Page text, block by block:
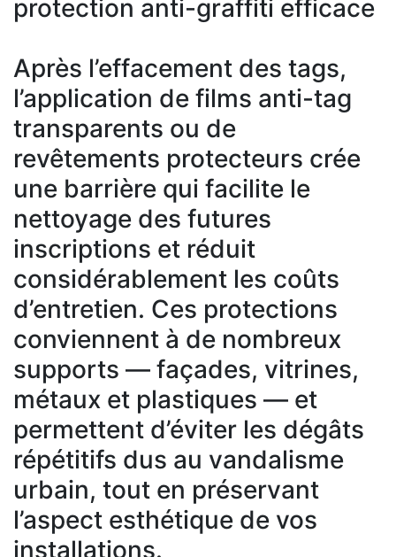
protection anti-graffiti efficace
Après l’effacement des tags,
l’application de films anti-tag
transparents ou de
revêtements protecteurs crée
une barrière qui facilite le
nettoyage des futures
inscriptions et réduit
considérablement les coûts
d’entretien. Ces protections
conviennent à de nombreux
supports — façades, vitrines,
métaux et plastiques — et
permettent d’éviter les dégâts
répétitifs dus au vandalisme
urbain, tout en préservant
l’aspect esthétique de vos
installations.